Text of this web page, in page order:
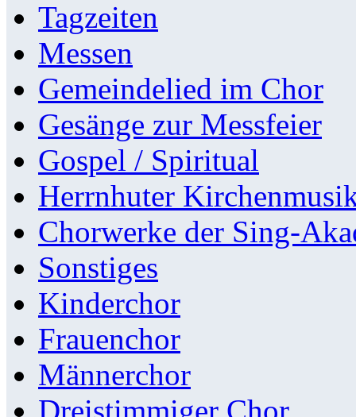
Tagzeiten
Messen
Gemeindelied im Chor
Gesänge zur Messfeier
Gospel / Spiritual
Herrnhuter
Chorwerke der Sing-
Sonstiges
Kinderchor
Frauenchor
Männerchor